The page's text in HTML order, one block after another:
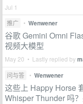
Jul 1
推广
• Wenwener
谷歌 Gemini Omni
视频大模型
May 20 • Lastly replied by
问与答 • Wenwener
这些上 Happy Horse
Whisper Thunder 吗